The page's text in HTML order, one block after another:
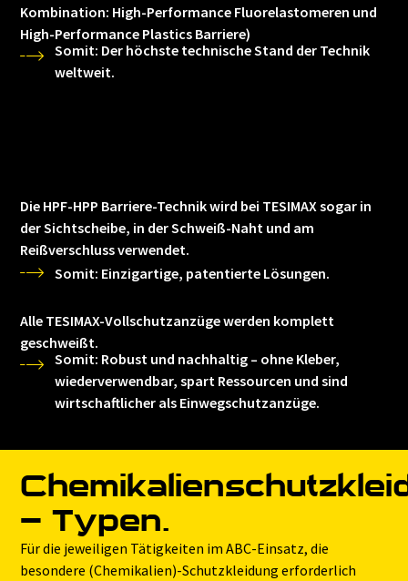
Kombination: High-Performance Fluorelastomeren und
High-Performance Plastics Barriere)
Somit: Der höchste technische Stand der Technik
weltweit.
Die HPF-HPP Barriere-Technik wird bei TESIMAX sogar in
der Sichtscheibe, in der Schweiß-Naht und am
Reißverschluss verwendet.
Somit: Einzigartige, patentierte Lösungen.
Alle TESIMAX-Vollschutzanzüge werden komplett
geschweißt.
Somit: Robust und nachhaltig – ohne Kleber,
wiederverwendbar, spart Ressourcen und sind
wirtschaftlicher als Einwegschutzanzüge.
– Typen.
Für die jeweiligen Tätigkeiten im ABC-Einsatz, die
besondere (Chemikalien)-Schutzkleidung erforderlich